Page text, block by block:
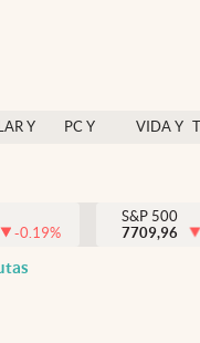
Y
PC Y
VIDA Y
México
-0.19%
S&P 500
7709,96